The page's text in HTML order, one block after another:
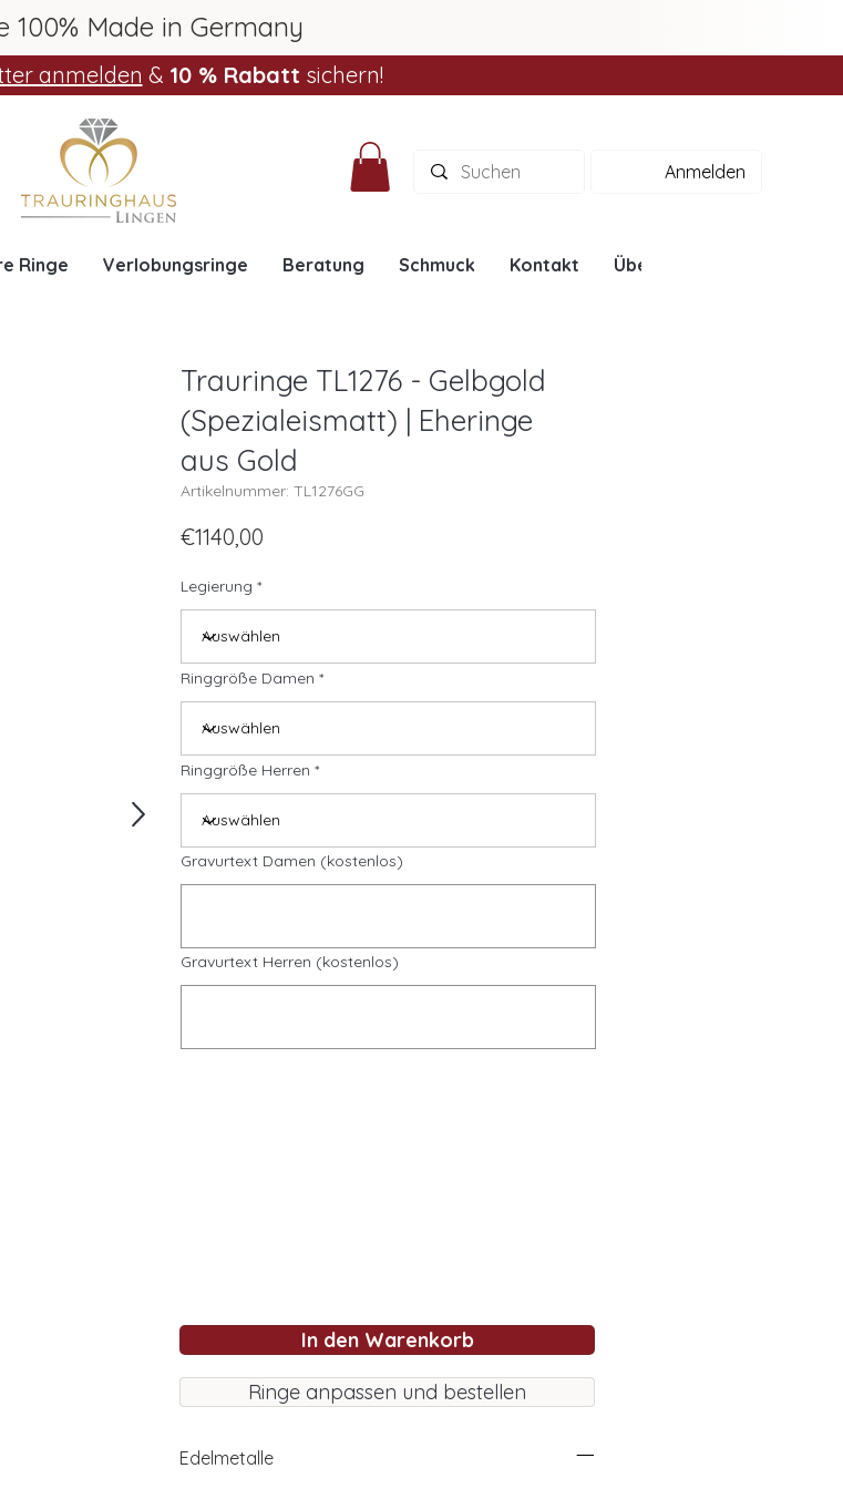
100% Made in Germany
anmelden & 10 % Rabatt sichern!
Anmelden
Ringe Verlobungsringe Beratung Schmuck Kontakt Über uns
Trauringe TL1276 - Gelbgold
(Spezialeismatt) | Eheringe
aus Gold
Artikelnummer: TL1276GG
€1140,00
Legierung
Ringgröße Damen
Ringgröße Herren
Gravurtext Damen (kostenlos)
Gravurtext Herren (kostenlos)
In den Warenkorb
Ringe anpassen und bestellen
Edelmetalle